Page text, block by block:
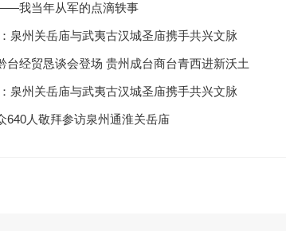
我当年从军的点滴轶事
泉州关岳庙与武夷古汉城圣庙携手共兴文脉
台经贸恳谈会登场 贵州成台商台青西进新沃土
泉州关岳庙与武夷古汉城圣庙携手共兴文脉
640人敬拜参访泉州通淮关岳庙